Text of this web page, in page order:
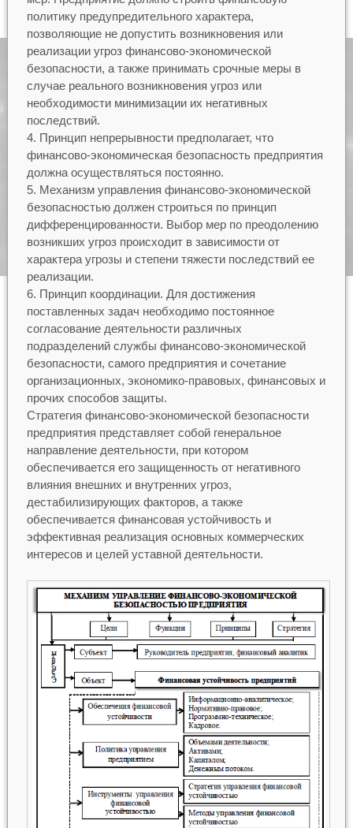
политику предупредительного характера,
позволяющие не допустить возникновения или
реализации угроз финансово-экономической
безопасности, а также принимать срочные меры в
случае реального возникновения угроз или
необходимости минимизации их негативных
последствий.
Принцип непрерывности предполагает, что
финансово-экономическая безопасность предприятия
должна осуществляться постоянно.
Механизм управления финансово-экономической
безопасностью должен строиться по принцип
дифференцированности. Выбор мер по преодолению
возникших угроз происходит в зависимости от
характера угрозы и степени тяжести последствий ее
реализации.
Принцип координации. Для достижения
поставленных задач необходимо постоянное
согласование деятельности различных
подразделений службы финансово-экономической
безопасности, самого предприятия и сочетание
организационных, экономико-правовых, финансовых и
прочих способов защиты.
Стратегия финансово-экономической безопасности
предприятия представляет собой генеральное
направление деятельности, при котором
обеспечивается его защищенность от негативного
влияния внешних и внутренних угроз,
дестабилизирующих факторов, а также
обеспечивается финансовая устойчивость и
эффективная реализация основных коммерческих
интересов и целей уставной деятельности.